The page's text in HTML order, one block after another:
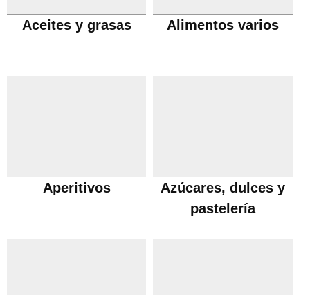
Aceites y grasas Alimentos varios
Aperitivos
Azúcares, dulces y
pastelería